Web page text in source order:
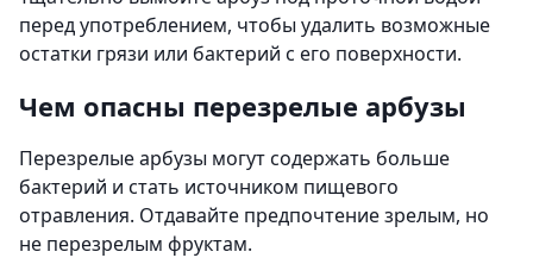
перед употреблением, чтобы удалить возможные
остатки грязи или бактерий с его поверхности.
Чем опасны перезрелые арбузы
Перезрелые арбузы могут содержать больше
бактерий и стать источником пищевого
отравления. Отдавайте предпочтение зрелым, но
не перезрелым фруктам.